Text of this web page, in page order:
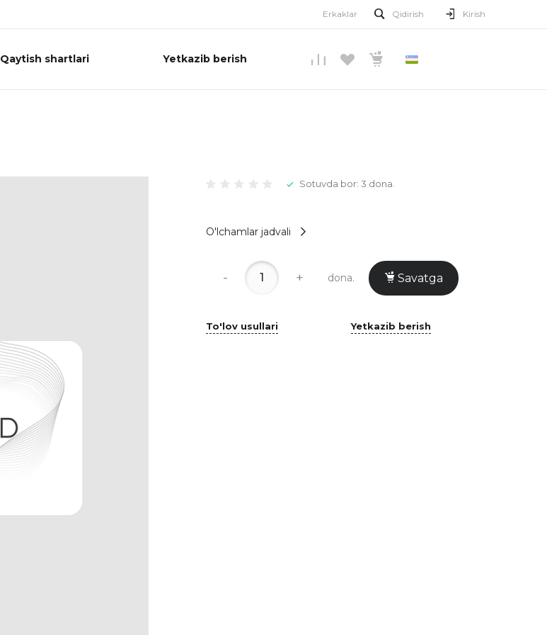
Erkaklar Qidirish Kirish
Qaytish shartlari Yetkazib berish
Sotuvda bor: 3 dona.
O'lchamlar jadvali
- + dona. Savatga
To'lov usullari Yetkazib berish